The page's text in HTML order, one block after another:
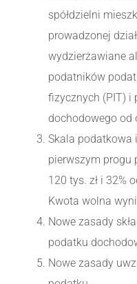
spółdzielni
prowadzonej
wydzierżawiane
podatników
fizycznych (PIT) i
dochodowego od
Skala podatkowa
pierwszym progu
120 tys. zł i 32%
Kwota wolna
Nowe zasady
podatku
Nowe zasady